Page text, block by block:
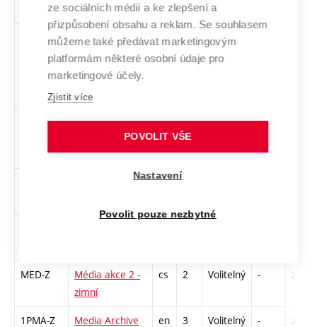
KOHISO-
Komiks –
historie a
současnost -
zimní
cs 3 Volitelný
KREAP1
Kreativní
programování
1
cs 2 Volitelný -
cs 3
MED-Z
Média akce 2 -
zimní
cs 2 Volitelný - zá
1PMA-Z Media Archive en 3 Volitelný - zá
ze sociálních médií a ke zlepšení a
přizpůsobení obsahu a reklam. Se souhlasem
můžeme také předávat marketingovým
platformám některé osobní údaje pro
marketingové účely.
Zjistit více
POVOLIT VŠE
Nastavení
Povolit pouze nezbytné